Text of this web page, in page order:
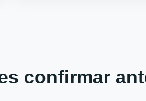
confirmar